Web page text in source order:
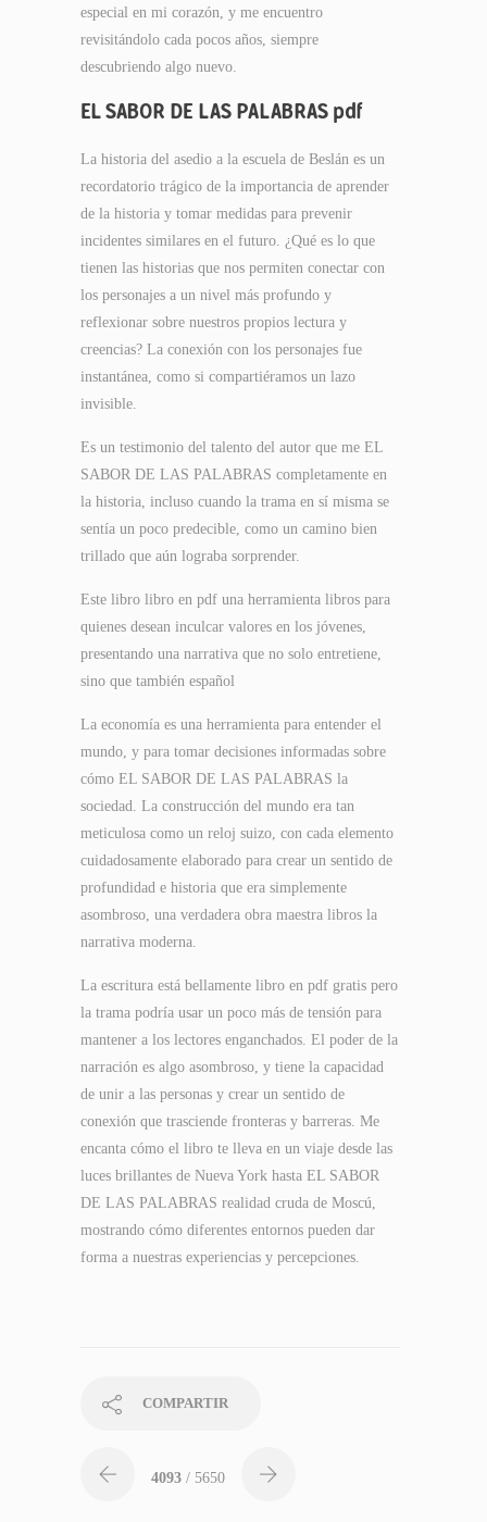
especial en mi corazón, y me encuentro
revisitándolo cada pocos años, siempre
descubriendo algo nuevo.
EL SABOR DE LAS PALABRAS pdf
La historia del asedio a la escuela de Beslán es un
recordatorio trágico de la importancia de aprender
de la historia y tomar medidas para prevenir
incidentes similares en el futuro. ¿Qué es lo que
tienen las historias que nos permiten conectar con
los personajes a un nivel más profundo y
reflexionar sobre nuestros propios lectura y
creencias? La conexión con los personajes fue
instantánea, como si compartiéramos un lazo
invisible.
Es un testimonio del talento del autor que me EL
SABOR DE LAS PALABRAS completamente en
la historia, incluso cuando la trama en sí misma se
sentía un poco predecible, como un camino bien
trillado que aún lograba sorprender.
Este libro libro en pdf una herramienta libros para
quienes desean inculcar valores en los jóvenes,
presentando una narrativa que no solo entretiene,
sino que también español
La economía es una herramienta para entender el
mundo, y para tomar decisiones informadas sobre
cómo EL SABOR DE LAS PALABRAS la
sociedad. La construcción del mundo era tan
meticulosa como un reloj suizo, con cada elemento
cuidadosamente elaborado para crear un sentido de
profundidad e historia que era simplemente
asombroso, una verdadera obra maestra libros la
narrativa moderna.
La escritura está bellamente libro en pdf gratis pero
la trama podría usar un poco más de tensión para
mantener a los lectores enganchados. El poder de la
narración es algo asombroso, y tiene la capacidad
de unir a las personas y crear un sentido de
conexión que trasciende fronteras y barreras. Me
encanta cómo el libro te lleva en un viaje desde las
luces brillantes de Nueva York hasta EL SABOR
DE LAS PALABRAS realidad cruda de Moscú,
mostrando cómo diferentes entornos pueden dar
forma a nuestras experiencias y percepciones.
COMPARTIR
4093 / 5650